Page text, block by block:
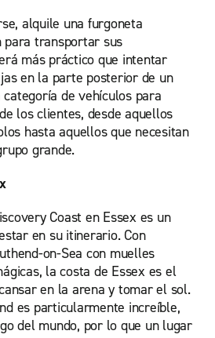
alquile una furgoneta
transportar sus
más práctico que intentar
en la parte posterior de un
categoría de vehículos para
los clientes, desde aquellos
hasta aquellos que necesitan
grande.
Coast en Essex es un
en su itinerario. Con
on-Sea con muelles
la costa de Essex es el
en la arena y tomar el sol.
es particularmente increíble,
del mundo, por lo que un lugar